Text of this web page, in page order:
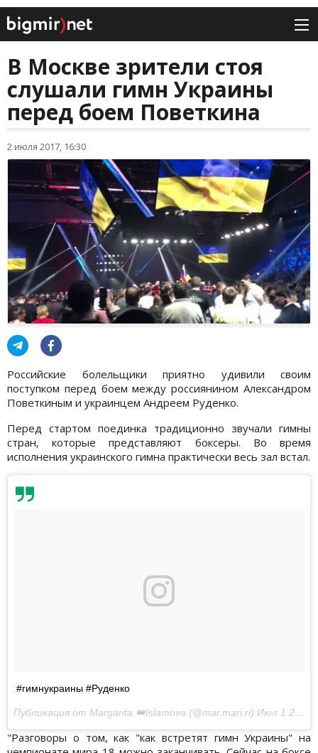
В Москве зрители стоя
слушали гимн Украины
перед боем Поветкина
2 июля 2017, 16:30
Российские болельщики приятно удивили своим
поступком перед боем между россиянином Александром
Поветкиным и украинцем Андреем Руденко.
Перед стартом поединка традиционно звучали гимны
стран, которые представляют боксеры. Во время
исполнения украинского гимна практически весь зал встал.
#гимнукраины #Руденко
Публикация от Margarita 👑Islamova (@mar.mari.ri) Июл 1 2017 в 2:18 PDT
"Разговоры о том, как "как встретят гимн Украины" на